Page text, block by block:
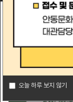
오늘 하루 보지 않기
전시정보